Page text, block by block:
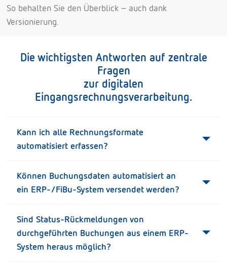
So behalten Sie den Überblick – auch dank
Versionierung.
Die wichtigsten Antworten auf zentrale
Fragen
zur digitalen
Eingangsrechnungsverarbeitung.
Kann ich alle Rechnungsformate
automatisiert erfassen?
Können Buchungsdaten automatisiert an
ein ERP-/FiBu-System versendet werden?
Sind Status-Rückmeldungen von
durchgeführten Buchungen aus einem ERP-
System heraus möglich?